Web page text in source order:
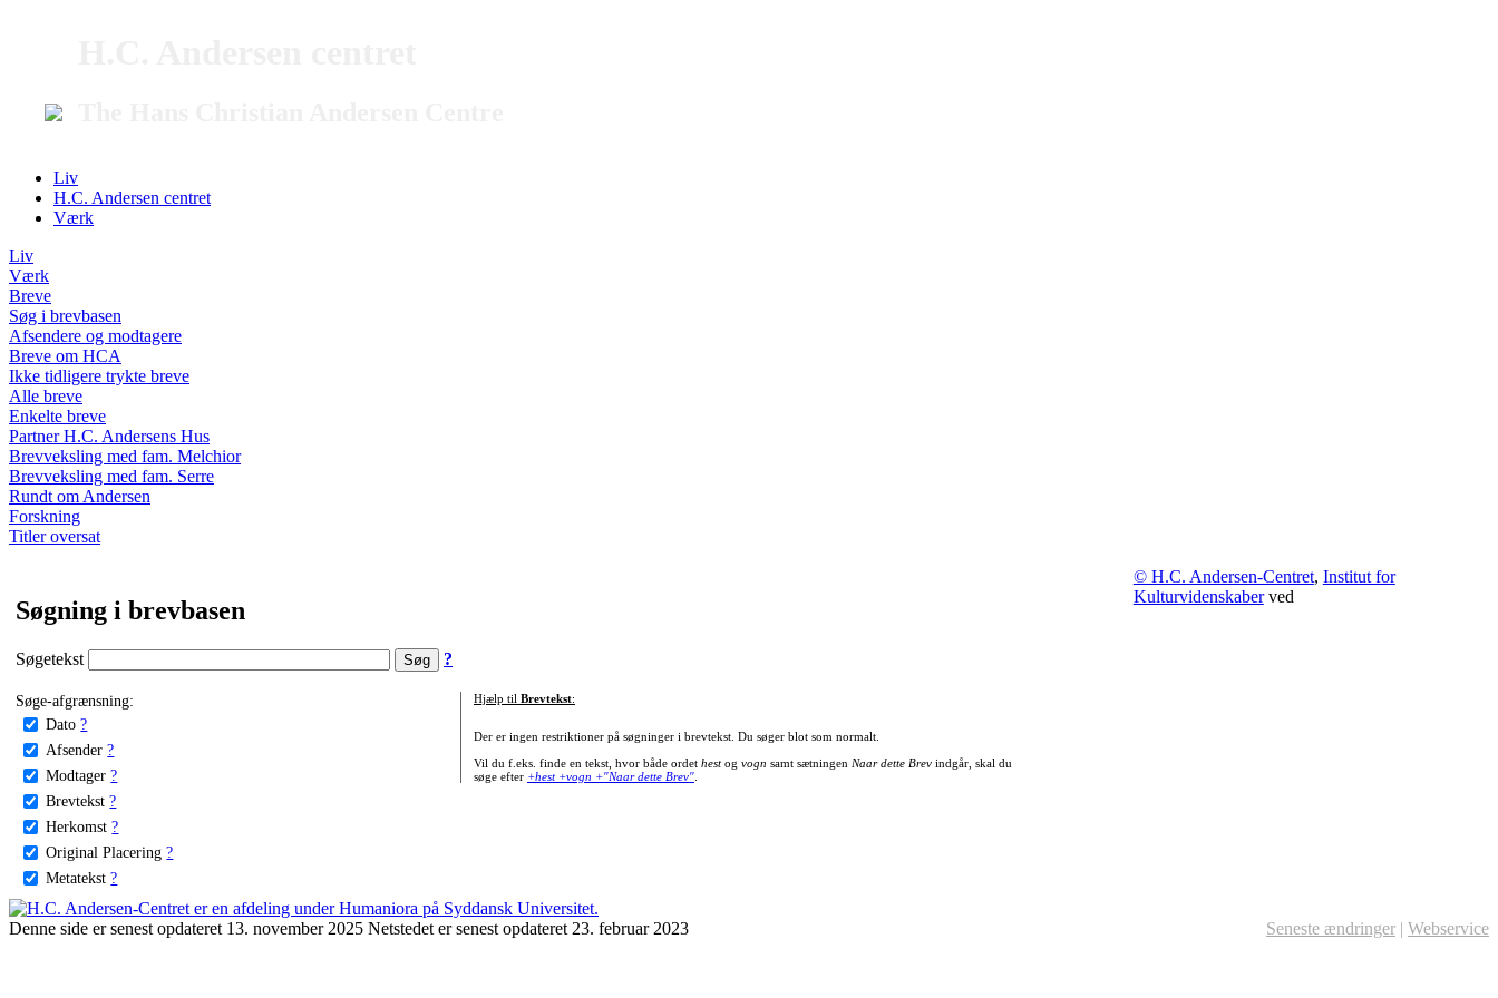
Liv
H.C. Andersen centret
Værk
Liv
Værk
Breve
Søg i brevbasen
Afsendere og modtagere
Breve om HCA
Ikke tidligere trykte breve
Alle breve
Enkelte breve
Partner H.C. Andersens Hus
Brevveksling med fam. Melchior
Brevveksling med fam. Serre
Rundt om Andersen
Forskning
Titler oversat
Søgning i brevbasen
Søgetekst ?
Søge-afgrænsning:
Dato ?
Afsender ?
Modtager ?
Brevtekst ?
Herkomst ?
Original Placering ?
Metatekst ?
Hjælp til Brevtekst:
Der er ingen restriktioner på søgninger i brevtekst. Du søger blot som normalt.
Vil du f.eks. finde en tekst, hvor både ordet hestog vogn samt sætningen Naar dette Brevindgår, skal du
søge efter +hest +vogn +"Naar dette Brev".
© H.C. Andersen-Centret, Institut for
Kulturvidenskaberved
Denne side er senest opdateret 13. november 2025 Netstedet er senest opdateret 23. februar 2023 Seneste ændringer | Webservice